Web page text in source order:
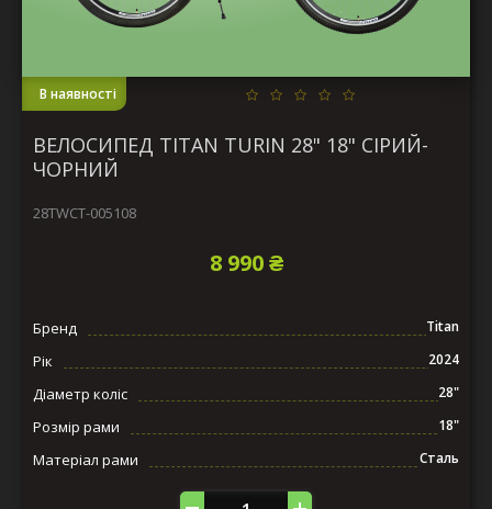
В наявності
ВЕЛОСИПЕД TITAN TURIN 28" 18" СІРИЙ-
ЧОРНИЙ
28TWCT-005108
8 990 ₴
Бренд Titan
Рік 2024
Діаметр коліс 28"
Розмір рами 18"
Матеріал рами Сталь